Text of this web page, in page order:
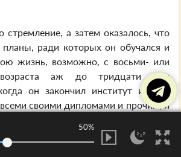
стремление, а затем оказалось, что
планы, ради которых он обучался и
жизнь, возможно, с восьми- или
возраста аж до тридцати или
он закончил институт и стал
своими дипломами и прочим, и
первосвященником, от
личные распоряжения,
50%